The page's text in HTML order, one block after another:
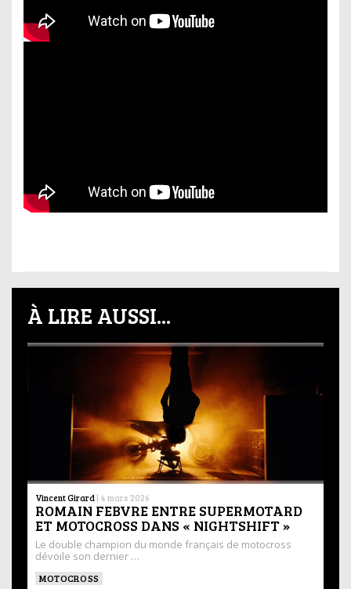
À LIRE AUSSI...
Vincent Girard | 4 mars 2026
ROMAIN FEBVRE ENTRE SUPERMOTARD
ET MOTOCROSS DANS « NIGHTSHIFT »
Le double champion du monde français de motocross
dévoile son dernier …
MOTOCROSS